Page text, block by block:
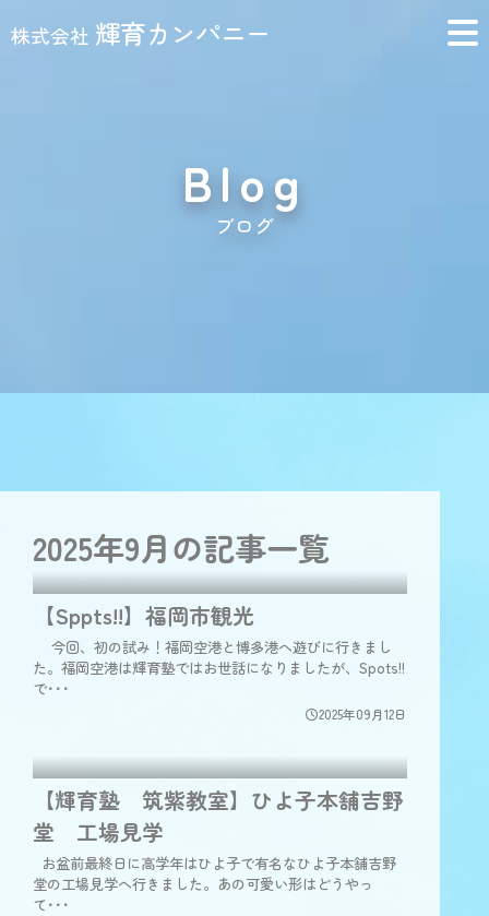
株式会社 輝育カンパニー
ブログ
Blog
2025年9月の記事一覧
【Sppts!!】福岡市観光
2025年09月12日
今回、初の試み！福岡空港と博多港へ遊びに行きまし
た。福岡空港は輝育塾ではお世話になりましたが、Spots!!
で･･･
【輝育塾 筑紫教室】ひよ子本舗吉野
堂 工場見学
お盆前最終日に高学年はひよ子で有名なひよ子本舗吉野
堂の工場見学へ行きました。あの可愛い形はどうやっ
て･･･